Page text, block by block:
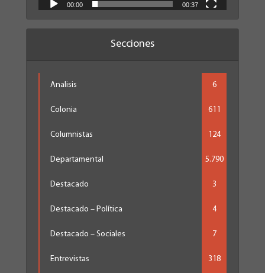
00:00 00:37
Secciones
Analisis 6
Colonia 611
Columnistas 124
Departamental 5.790
Destacado 3
Destacado – Política 4
Destacado – Sociales 7
Entrevistas 318